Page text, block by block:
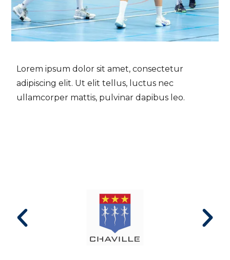
Lorem ipsum dolor sit amet, consectetur
adipiscing elit. Ut elit tellus, luctus nec
ullamcorper mattis, pulvinar dapibus leo.